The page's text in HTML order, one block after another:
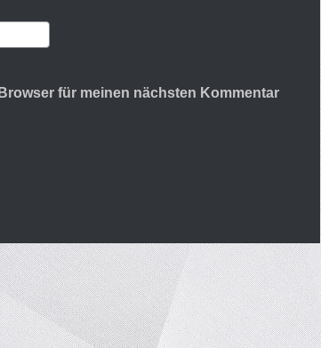
für meinen nächsten Kommentar